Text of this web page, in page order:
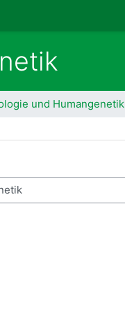
und Humangenetik